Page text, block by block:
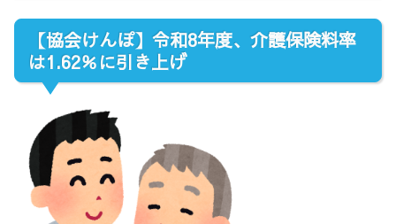
【協会けんぽ】令和8年度、介護保険料率
は1.62％に引き上げ